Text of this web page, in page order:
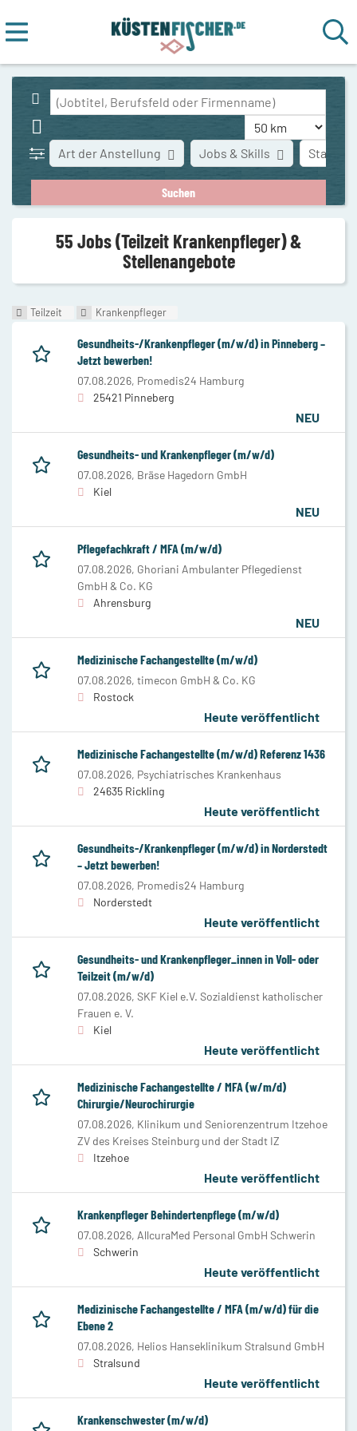
Stadt
Art der Anstellung Jobs & Skills
55 Jobs (Teilzeit Krankenpfleger) &
Stellenangebote
Teilzeit Krankenpfleger
Gesundheits-/Krankenpfleger (m/w/d) in Pinneberg –
Jetzt bewerben!
07.08.2026, Promedis24 Hamburg
25421 Pinneberg
NEU
Gesundheits- und Krankenpfleger (m/w/d)
07.08.2026, Bräse Hagedorn GmbH
Kiel
NEU
Pflegefachkraft / MFA (m/w/d)
07.08.2026, Ghoriani Ambulanter Pflegedienst
GmbH & Co. KG
Ahrensburg
NEU
Medizinische Fachangestellte (m/w/d)
07.08.2026, timecon GmbH & Co. KG
Rostock
Heute veröffentlicht
Medizinische Fachangestellte (m/w/d) Referenz 1436
07.08.2026, Psychiatrisches Krankenhaus
24635 Rickling
Heute veröffentlicht
Gesundheits-/Krankenpfleger (m/w/d) in Norderstedt
– Jetzt bewerben!
07.08.2026, Promedis24 Hamburg
Norderstedt
Heute veröffentlicht
Gesundheits- und Krankenpfleger_innen in Voll- oder
Teilzeit (m/w/d)
07.08.2026, SKF Kiel e.V. Sozialdienst katholischer
Frauen e. V.
Kiel
Heute veröffentlicht
Medizinische Fachangestellte / MFA (w/m/d)
Chirurgie/Neurochirurgie
07.08.2026, Klinikum und Seniorenzentrum Itzehoe
ZV des Kreises Steinburg und der Stadt IZ
Itzehoe
Heute veröffentlicht
Krankenpfleger Behindertenpflege (m/w/d)
07.08.2026, AllcuraMed Personal GmbH Schwerin
Schwerin
Heute veröffentlicht
Medizinische Fachangestellte / MFA (m/w/d) für die
Ebene 2
07.08.2026, Helios Hanseklinikum Stralsund GmbH
Stralsund
Heute veröffentlicht
Krankenschwester (m/w/d)